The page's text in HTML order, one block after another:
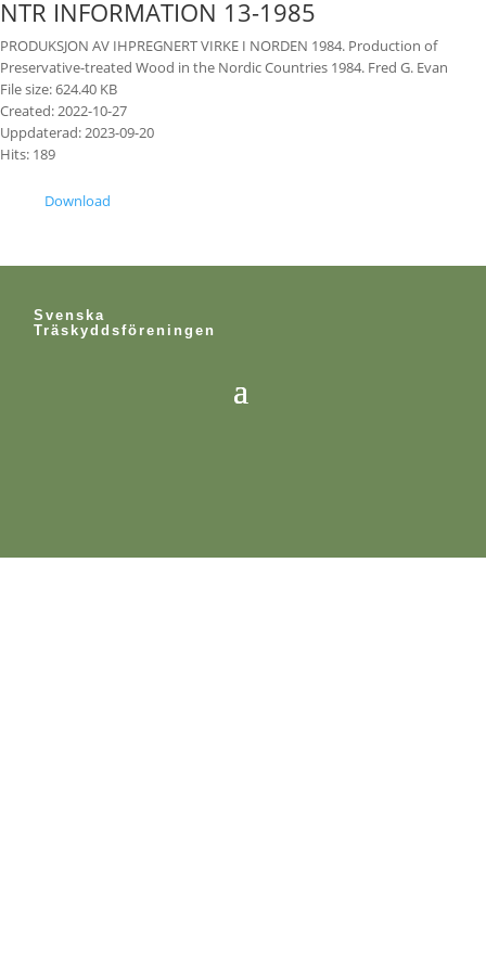
NTR INFORMATION 13-1985
PRODUKSJON AV IHPREGNERT VIRKE I NORDEN 1984. Production of
Preservative-treated Wood in the Nordic Countries 1984. Fred G. Evan
File size: 624.40 KB
Created: 2022-10-27
Uppdaterad: 2023-09-20
Hits: 189
Download
Svenska
Träskyddsföreningen